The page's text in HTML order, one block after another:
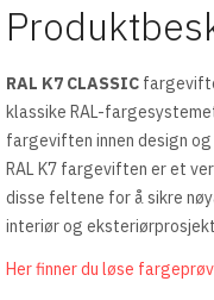
RAL K7 CLASSIC
klassike RAL-
fargeviften innen design
RAL K7 fargeviften er et
disse feltene for å sikre
interiør og
Her finner du løse